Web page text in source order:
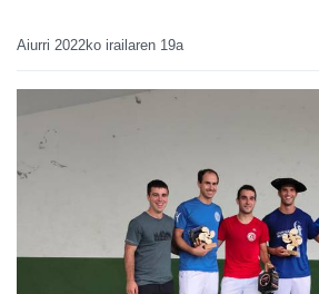
Aiurri 2022ko irailaren 19a